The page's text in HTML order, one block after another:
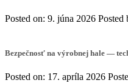
Posted on: 9. júna 2026 Posted
Bezpečnosť na výrobnej hale —
Posted on: 17. apríla 2026